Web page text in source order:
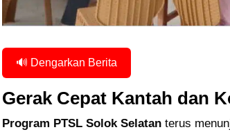
🔊 Dengarkan Berita
Gerak Cepat Kantah dan
Program PTSL Solok Selatan terus